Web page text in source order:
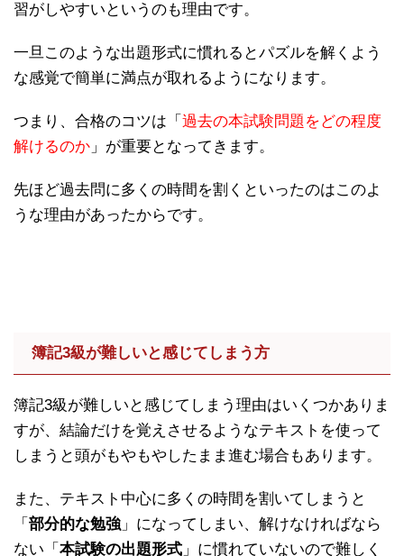
習がしやすいというのも理由です。
一旦このような出題形式に慣れるとパズルを解くよう
な感覚で簡単に満点が取れるようになります。
つまり、合格のコツは「 過去の本試験問題をどの程度
解けるのか 」が重要となってきます。
先ほど過去問に多くの時間を割くといったのはこのよ
うな理由があったからです。
簿記3級が難しいと感じてしまう方
簿記3級が難しいと感じてしまう理由はいくつかありま
すが、結論だけを覚えさせるようなテキストを使って
しまうと頭がもやもやしたまま進む場合もあります。
また、テキスト中心に多くの時間を割いてしまうと
「 部分的な勉強 」になってしまい、解けなければなら
ない「 本試験の出題形式 」に慣れていないので難しく